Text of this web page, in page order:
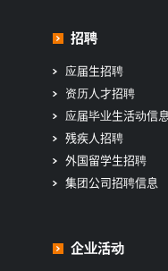
招聘
应届生招聘
资历人才招聘
应届毕业生活动信息
残疾人招聘
外国留学生招聘
集团公司招聘信息
企业活动